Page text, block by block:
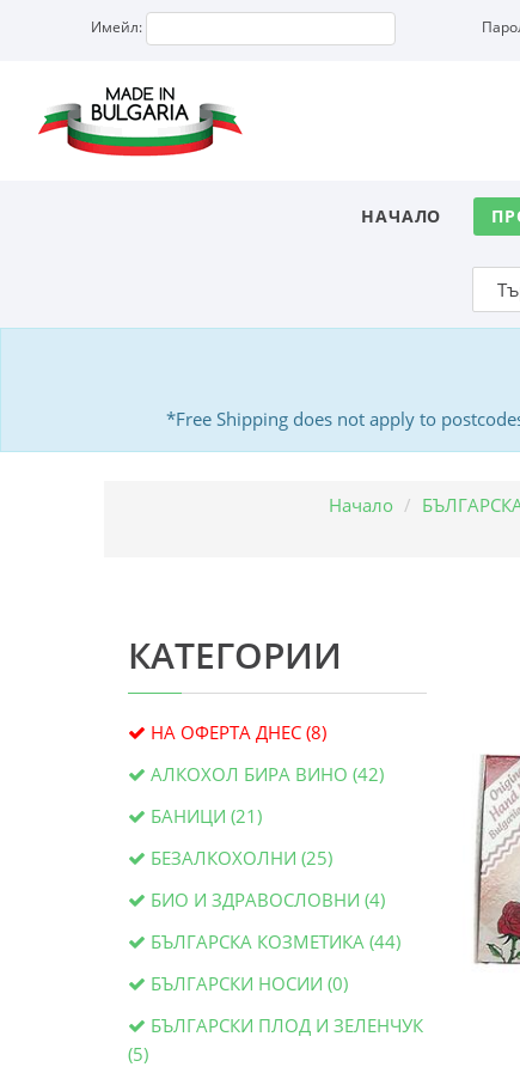
Имейл:
НАЧАЛО
*Free Shipping does not apply to
Начало
КАТЕГОРИИ
НА ОФЕРТА ДНЕС (8)
АЛКОХОЛ БИРА ВИНО (42)
БАНИЦИ (21)
БЕЗАЛКОХОЛНИ (25)
БИО И ЗДРАВОСЛОВНИ (4)
БЪЛГАРСКА КОЗМЕТИКА (44)
БЪЛГАРСКИ НОСИИ (0)
БЪЛГАРСКИ ПЛОД И ЗЕЛЕНЧУК
(5)